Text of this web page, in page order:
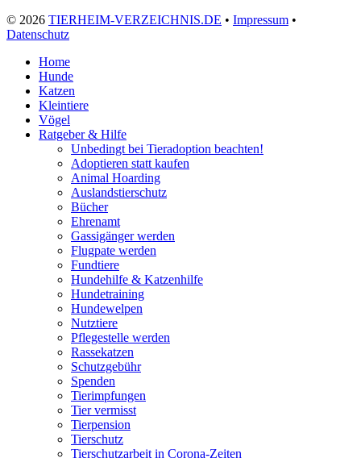
© 2026 TIERHEIM-VERZEICHNIS.DE • Impressum •
Datenschutz
Home
Hunde
Katzen
Kleintiere
Vögel
Ratgeber & Hilfe
Unbedingt bei Tieradoption beachten!
Adoptieren statt kaufen
Animal Hoarding
Auslandstierschutz
Bücher
Ehrenamt
Gassigänger werden
Flugpate werden
Fundtiere
Hundehilfe & Katzenhilfe
Hundetraining
Hundewelpen
Nutztiere
Pflegestelle werden
Rassekatzen
Schutzgebühr
Spenden
Tierimpfungen
Tier vermisst
Tierpension
Tierschutz
Tierschutzarbeit in Corona-Zeiten